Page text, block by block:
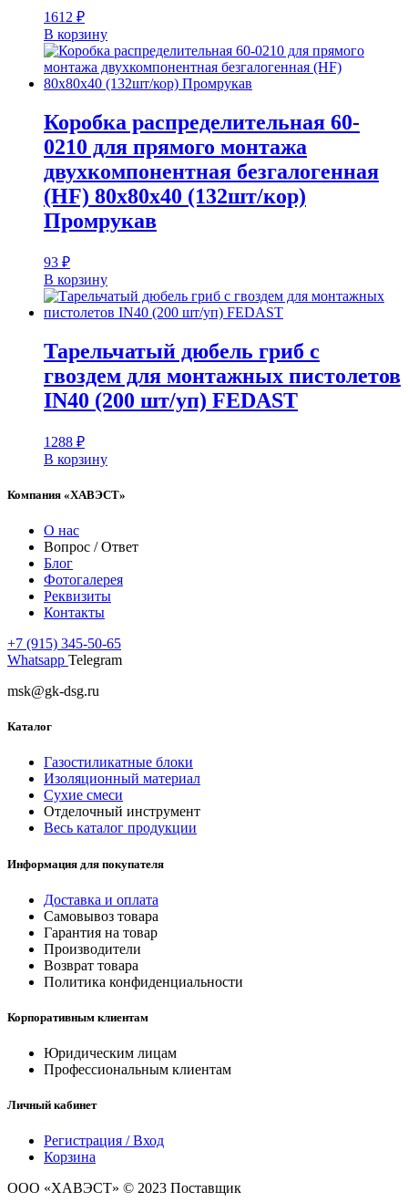
1612 ₽
В корзину
Коробка распределительная 60-
0210 для прямого монтажа
двухкомпонентная безгалогенная
(HF) 80х80х40 (132шт/кор)
Промрукав
93 ₽
В корзину
Тарельчатый дюбель гриб с
гвоздем для монтажных пистолетов
IN40 (200 шт/уп) FEDAST
1288 ₽
В корзину
Компания «ХАВЭСТ»
О нас
Вопрос / Ответ
Блог
Фотогалерея
Реквизиты
Контакты
+7 (915) 345-50-65
Whatsapp Telegram
msk@gk-dsg.ru
Каталог
Газостиликатные блоки
Изоляционный материал
Сухие смеси
Отделочный инструмент
Весь каталог продукции
Информация для покупателя
Доставка и оплата
Самовывоз товара
Гарантия на товар
Производители
Возврат товара
Политика конфиденциальности
Корпоративным клиентам
Юридическим лицам
Профессиональным клиентам
Личный кабинет
Регистрация / Вход
Корзина
ООО «ХАВЭСТ» © 2023 Поставщик